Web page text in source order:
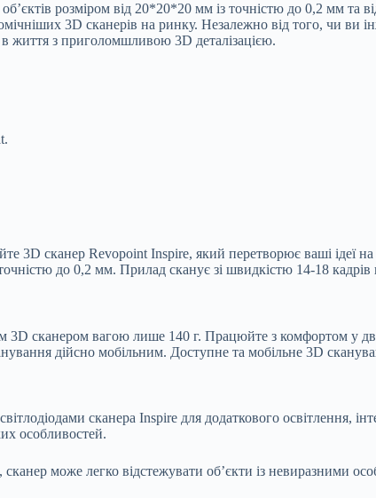
розміром від 20*20*20 мм із точністю до 0,2 мм та
3D сканерів на ринку. Незалежно від того, чи ви
в життя з приголомшливою 3D деталізацією.
3D сканер Revopoint Inspire, який перетворює ваші ідеї на
до 0,2 мм. Прилад сканує зі швидкістю 14-18
3D сканером вагою лише 140 г. Працюйте з комфортом у
дійсно мобільним. Доступне та мобільне 3D
сканера Inspire для додаткового
особливостей.
може легко відстежувати об’єкти із невиразними